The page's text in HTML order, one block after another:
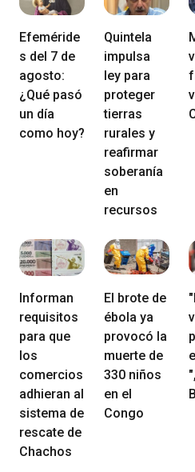
Efeméride
s del 7 de
agosto:
¿Qué pasó
un día
como hoy?
Quintela
impulsa
ley para
proteger
tierras
rurales y
reafirmar
soberanía
en
recursos
Informan
requisitos
para que
los
comercios
adhieran al
sistema de
rescate de
Chachos
El brote de
ébola ya
provocó la
muerte de
330 niños
en el
Congo